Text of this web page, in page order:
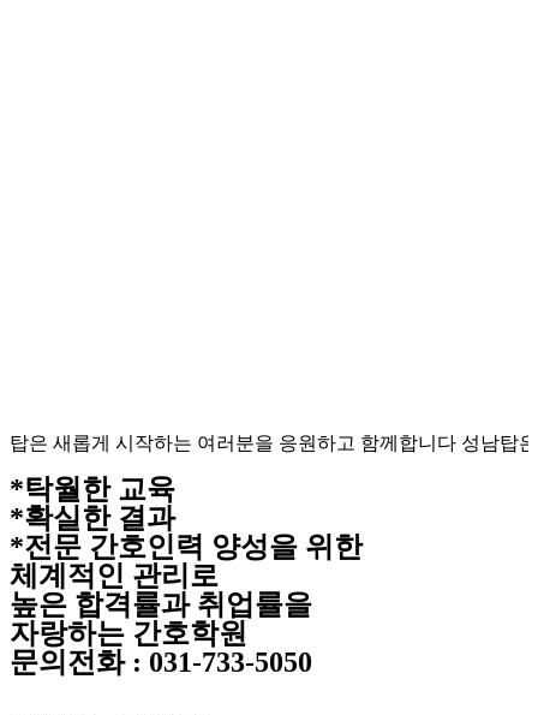
롭게 시작하는 여러분을 응원하고 함께합니다 성남탑은 새
*탁월한 교육
*확실 한 결 과
*전문 간호인력 양성을 위 한
체 계 적 인 관리 로
높은 합격률과 취 업 률을
자랑하는 간호학원
문의 전화 : 031-733-5050